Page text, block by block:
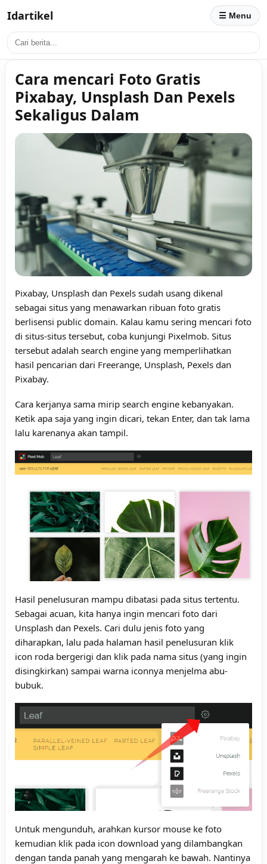
Idartikel ☰ Menu
Cara mencari Foto Gratis
Pixabay, Unsplash Dan Pexels
Sekaligus Dalam
Pixabay, Unsplash dan Pexels sudah usang dikenal
sebagai situs yang menawarkan ribuan foto gratis
berlisensi public domain. Kalau kamu sering mencari foto
di situs-situs tersebut, coba kunjungi Pixelmob. Situs
tersebut adalah search engine yang memperlihatkan
hasil pencarian dari Freerange, Unsplash, Pexels dan
Pixabay.
Cara kerjanya sama mirip search engine kebanyakan.
Ketik apa saja yang ingin dicari, tekan Enter, dan tak lama
lalu karenanya akan tampil.
Hasil penelusuran mampu dibatasi pada situs tertentu.
Sebagai acuan, kita hanya ingin mencari foto dari
Unsplash dan Pexels. Cari dulu jenis foto yang
diharapkan, lalu pada halaman hasil penelusuran klik
icon roda bergerigi dan klik pada nama situs (yang ingin
disingkirkan) sampai warna iconnya menjelma abu-
bubuk.
Untuk mengunduh, arahkan kursor mouse ke foto
kemudian klik pada icon download yang dilambangkan
dengan tanda panah yang mengarah ke bawah. Nantinya